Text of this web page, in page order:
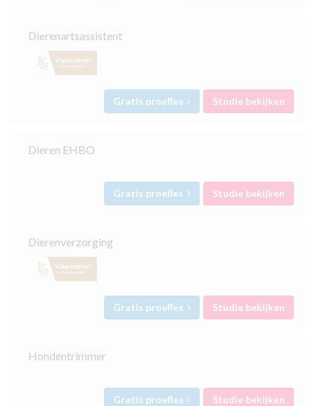
Dierenartsassistent
Gratis proefles Studie bekijken
Dieren EHBO
Gratis proefles Studie bekijken
Dierenverzorging
Gratis proefles Studie bekijken
Hondentrimmer
Gratis proefles Studie bekijken